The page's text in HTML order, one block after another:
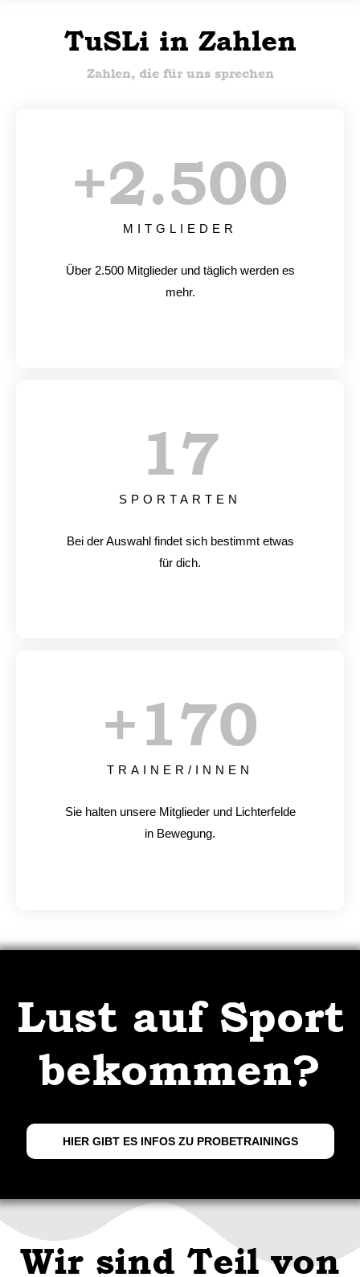
TuSLi in Zahlen
Zahlen, die für uns sprechen
MITGLIEDER
+2.500
Über 2.500 Mitglieder und täglich werden es
mehr.
SPORTARTEN
17
Bei der Auswahl findet sich bestimmt etwas
für dich.
TRAINER/INNEN
+170
Sie halten unsere Mitglieder und Lichterfelde
in Bewegung.
Lust auf Sport
bekommen?
HIER GIBT ES INFOS ZU PROBETRAININGS
Wir sind Teil von